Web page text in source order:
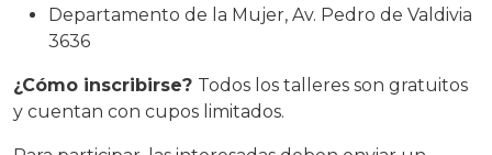
Departamento de la Mujer, Av. Pedro de Valdivia
3636
¿Cómo inscribirse? Todos los talleres son gratuitos
y cuentan con cupos limitados.